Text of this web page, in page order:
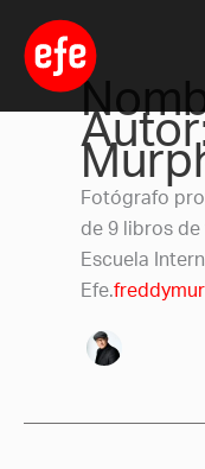
contenido
Fotógrafo
de 9 libros
Escuela
Efe.